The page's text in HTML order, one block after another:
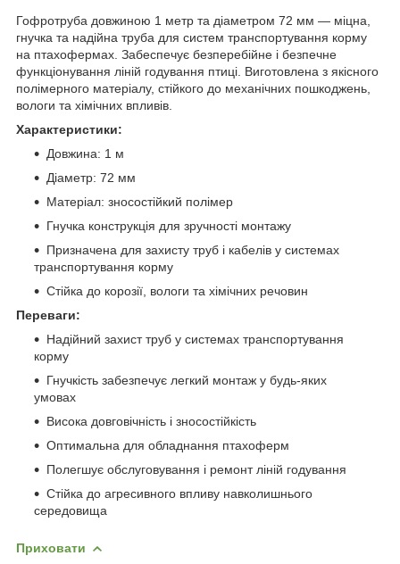
Гофротруба довжиною 1 метр та діаметром 72 мм — міцна,
гнучка та надійна труба для систем транспортування корму
на птахофермах. Забеспечує безперебійне і безпечне
функціонування ліній годування птиці. Виготовлена з якісного
полімерного матеріалу, стійкого до механічних пошкоджень,
вологи та хімічних впливів.
Характеристики:
Довжина: 1 м
Діаметр: 72 мм
Матеріал: зносостійкий полімер
Гнучка конструкція для зручності монтажу
Призначена для захисту труб і кабелів у системах
транспортування корму
Стійка до корозії, вологи та хімічних речовин
Переваги:
Надійний захист труб у системах транспортування
корму
Гнучкість забезпечує легкий монтаж у будь-яких
умовах
Висока довговічність і зносостійкість
Оптимальна для обладнання птахоферм
Полегшує обслуговування і ремонт ліній годування
Стійка до агресивного впливу навколишнього
середовища
Приховати